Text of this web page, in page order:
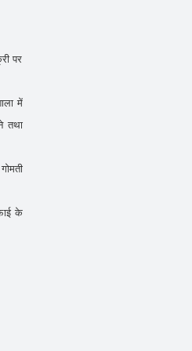
पर
में
तथा
के